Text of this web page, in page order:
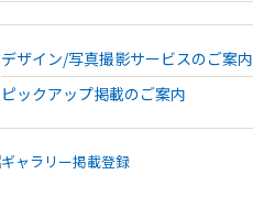
デザイン/写真撮影サービスのご案内
ピックアップ掲載のご案内